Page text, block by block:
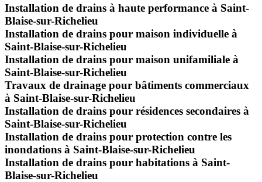
Installation de drains à haute performance à Saint-
Blaise-sur-Richelieu
Installation de drains pour maison individuelle à
Saint-Blaise-sur-Richelieu
Installation de drains pour maison unifamiliale à
Saint-Blaise-sur-Richelieu
Travaux de drainage pour bâtiments commerciaux
à Saint-Blaise-sur-Richelieu
Installation de drains pour résidences secondaires à
Saint-Blaise-sur-Richelieu
Installation de drains pour protection contre les
inondations à Saint-Blaise-sur-Richelieu
Installation de drains pour habitations à Saint-
Blaise-sur-Richelieu